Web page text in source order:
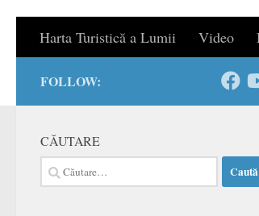
Harta Turistică a Lumii Video
FOLLOW:
CĂUTARE
Caută
după: